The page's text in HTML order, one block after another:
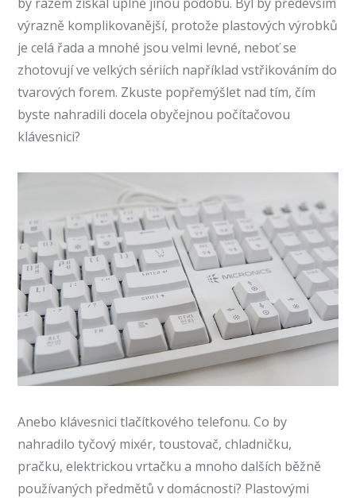
výrazně komplikovanější, protože plastových výrobků
je celá řada a mnohé jsou velmi levné, neboť se
zhotovují ve velkých sériích například vstřikováním do
tvarových forem. Zkuste popřemýšlet nad tím, čím
byste nahradilidocela obyčejnou počítačovou
klávesnici?
Anebo klávesnici tlačítkového telefonu. Co by
nahradilo tyčový mixér, toustovač, chladničku,
pračku, elektrickou vrtačku a mnoho dalších běžně
používaných předmětů v domácnosti? Plastovými